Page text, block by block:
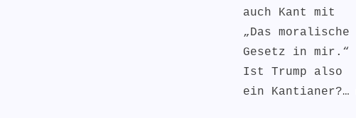
auch Kant mit
„Das moralische
Gesetz in mir.“
Ist Trump also
ein Kantianer?…